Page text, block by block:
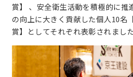
賞】 、安全衛生活動を積極的に推
の向上に大きく貢献した個人10名
賞】としてそれぞれ表彰されました